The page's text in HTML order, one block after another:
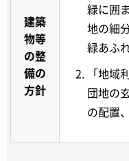
建築
物等
の整
備の
方針
緑に囲
地の細
緑あふ
「地域
団地の
の配置